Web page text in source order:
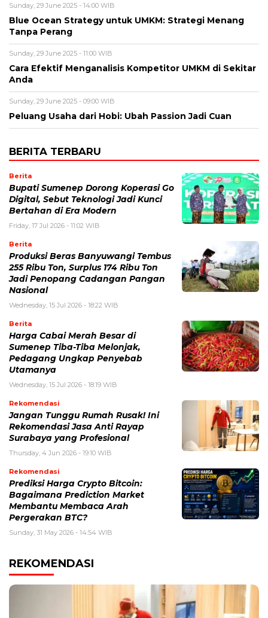
Sunday, 29 June 2025 - 14:00 WIB
Blue Ocean Strategy untuk UMKM: Strategi Menang
Tanpa Perang
Sunday, 29 June 2025 - 11:00 WIB
Cara Efektif Menganalisis Kompetitor UMKM di Sekitar
Anda
Sunday, 29 June 2025 - 09:00 WIB
Peluang Usaha dari Hobi: Ubah Passion Jadi Cuan
BERITA TERBARU
Berita
Bupati Sumenep Dorong Koperasi Go
Digital, Sebut Teknologi Jadi Kunci
Bertahan di Era Modern
Friday, 17 Jul 2026 - 11:02 WIB
Berita
Produksi Beras Banyuwangi Tembus
255 Ribu Ton, Surplus 174 Ribu Ton
Jadi Penopang Cadangan Pangan
Nasional
Wednesday, 15 Jul 2026 - 18:22 WIB
Berita
Harga Cabai Merah Besar di
Sumenep Tiba-Tiba Melonjak,
Pedagang Ungkap Penyebab
Utamanya
Wednesday, 15 Jul 2026 - 18:19 WIB
Rekomendasi
Jangan Tunggu Rumah Rusak! Ini
Rekomendasi Jasa Anti Rayap
Surabaya yang Profesional
Thursday, 4 Jun 2026 - 19:10 WIB
Rekomendasi
Prediksi Harga Crypto Bitcoin:
Bagaimana Prediction Market
Membantu Membaca Arah
Pergerakan BTC?
Sunday, 31 May 2026 - 14:54 WIB
REKOMENDASI